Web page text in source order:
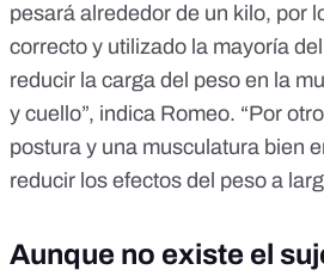
pesará alrededor de un kilo, por
correcto y utilizado la mayoría
reducir la carga del peso en la
y cuello”, indica Romeo. “Por
postura y una musculatura bien
reducir los efectos del peso a
Aunque no existe el